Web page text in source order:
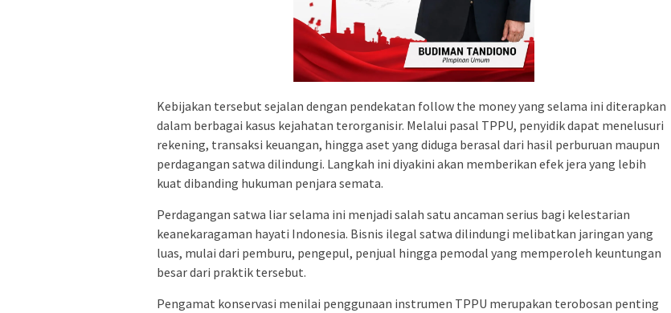
Kebijakan tersebut sejalan dengan pendekatan follow the money yang selama ini diterapkan
dalam berbagai kasus kejahatan terorganisir. Melalui pasal TPPU, penyidik dapat menelusuri
rekening, transaksi keuangan, hingga aset yang diduga berasal dari hasil perburuan maupun
perdagangan satwa dilindungi. Langkah ini diyakini akan memberikan efek jera yang lebih
kuat dibanding hukuman penjara semata.
Perdagangan satwa liar selama ini menjadi salah satu ancaman serius bagi kelestarian
keanekaragaman hayati Indonesia. Bisnis ilegal satwa dilindungi melibatkan jaringan yang
luas, mulai dari pemburu, pengepul, penjual hingga pemodal yang memperoleh keuntungan
besar dari praktik tersebut.
Pengamat konservasi menilai penggunaan instrumen TPPU merupakan terobosan penting